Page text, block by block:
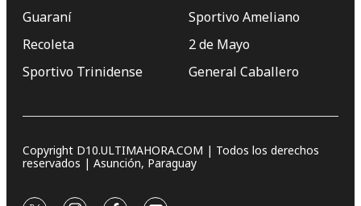
Guaraní
Recoleta
Sportivo Trinidense
Sportivo Ameliano
2 de Mayo
General Caballero
Copyright D10.ULTIMAHORA.COM | Todos los derechos
reservados | Asunción, Paraguay